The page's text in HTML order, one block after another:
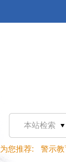
本站检索
为您推荐: 警示教